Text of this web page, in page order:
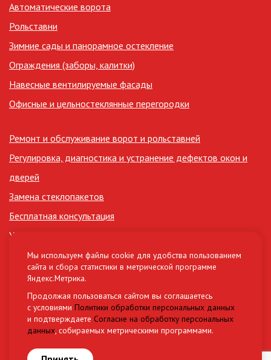
Автоматические ворота
Рольставни
Зимние сады и панорамное остекление
Ограждения (заборы, калитки)
Навесные вентилируемые фасады
Офисные и цельностеклянные перегородки
Ремонт и обслуживание ворот и рольставней
Регулировка, диагностика и устранение дефектов окон и
дверей
Замена стеклопакетов
Бесплатная консультация
Утепление лоджий
Сертификаты
Нормативные документы (СНиП, ГОСТ)
Материалы и комплектующие
Разработка сайта
Овикс Медиа Груп
Мы используем файлы cookie для удобства пользованием
сайта и сбора статистики в метрической программе
Яндекс.Метрика.
Продолжая пользоваться сайтом вы соглашаетесь
с условиями Политики обработки персональных данных
и подтверждаете Согласие на обработку персональных
данных, собираемых метрическими программами.